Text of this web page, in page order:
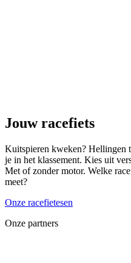
Jouw racefiets
Kuitspieren kweken? Hellingen
je in het klassement. Kies uit
Met of zonder motor. Welke
meet?
Onze racefietesen
Onze partners